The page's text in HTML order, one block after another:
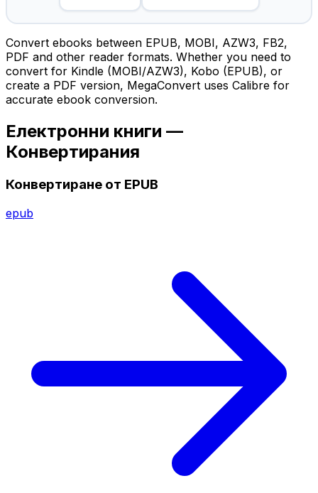
Convert ebooks between EPUB, MOBI, AZW3, FB2,
PDF and other reader formats. Whether you need to
convert for Kindle (MOBI/AZW3), Kobo (EPUB), or
create a PDF version, MegaConvert uses Calibre for
accurate ebook conversion.
Електронни книги —
Конвертирания
Конвертиране от EPUB
epub